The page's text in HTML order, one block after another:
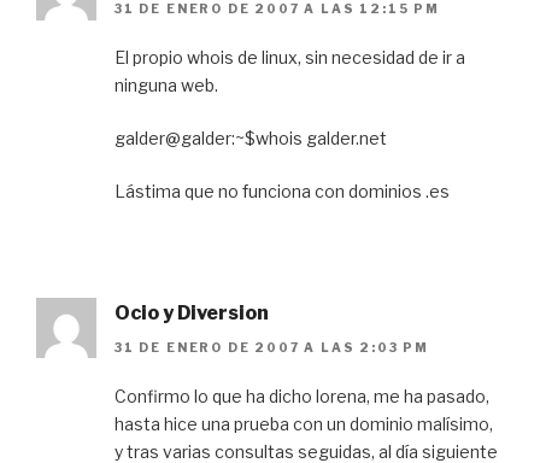
31 DE ENERO DE 2007 A LAS 12:15 PM
El propio whois de linux, sin necesidad de ir a
ninguna web.
galder@galder:~$whois galder.net
Lástima que no funciona con dominios .es
Ocio y Diversion
31 DE ENERO DE 2007 A LAS 2:03 PM
Confirmo lo que ha dicho lorena, me ha pasado,
hasta hice una prueba con un dominio malísimo,
y tras varias consultas seguidas, al día siguiente